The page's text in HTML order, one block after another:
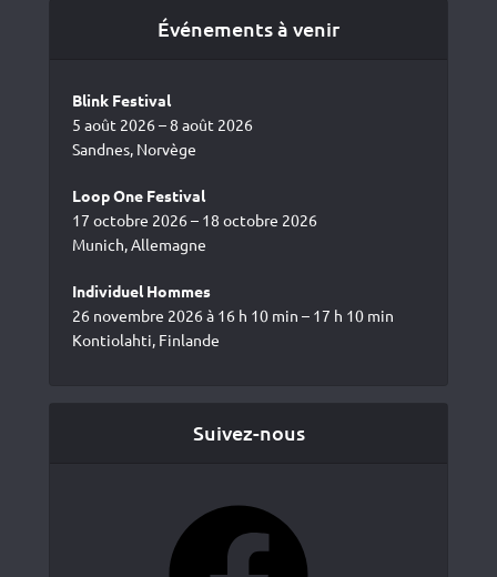
Événements à venir
Blink Festival
5 août 2026 – 8 août 2026
Sandnes, Norvège
Loop One Festival
17 octobre 2026 – 18 octobre 2026
Munich, Allemagne
Individuel Hommes
26 novembre 2026 à 16 h 10 min – 17 h 10 min
Kontiolahti, Finlande
Suivez-nous